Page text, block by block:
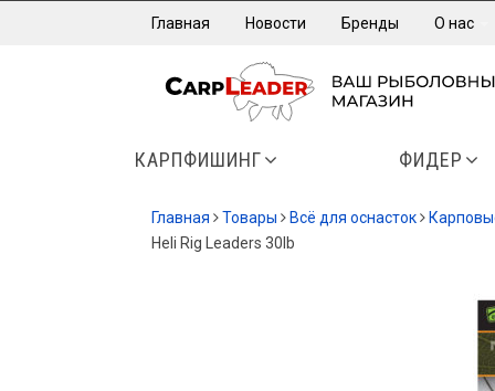
Главная Новости Бренды О нас
КАРПФИШИНГ ФИДЕР
Главная Товары Всё для оснасток
Heli Rig Leaders 30lb
-